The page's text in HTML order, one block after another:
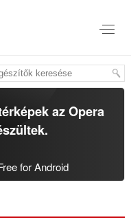
azOpera
for Android